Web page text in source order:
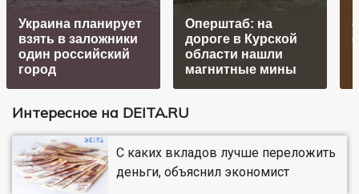
Украина планирует
взять в заложники
один российский
город
Оперштаб: на
дороге в Курской
области нашли
магнитные мины
Интересное на DEITA.RU
С каких вкладов лучше переложить
деньги, объяснил экономист